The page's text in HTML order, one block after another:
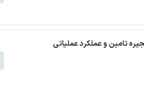
تامین و عملکرد عملیاتی